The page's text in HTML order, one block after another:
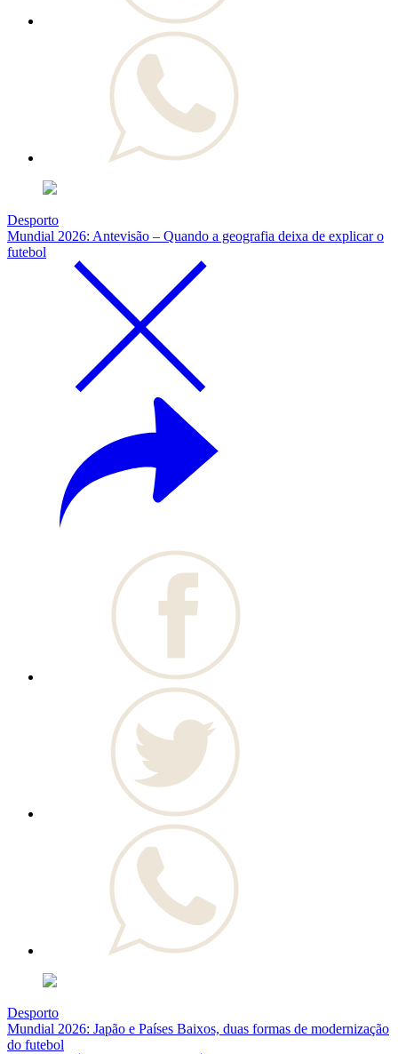
Desporto
Mundial 2026: Antevisão – Quando a geografia deixa de explicar o
futebol
Desporto
Mundial 2026: Japão e Países Baixos, duas formas de modernização
do futebol